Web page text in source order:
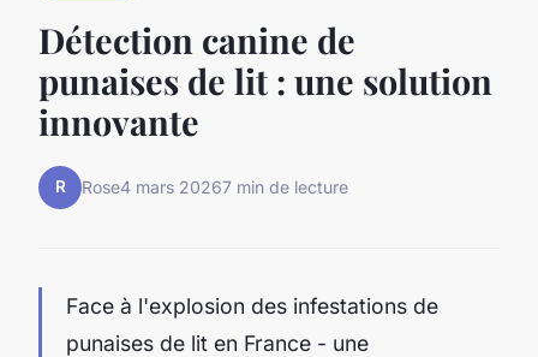
Détection canine de
punaises de lit : une solution
innovante
R Rose4 mars 20267 min de lecture
Face à l'explosion des infestations de
punaises de lit en France - une